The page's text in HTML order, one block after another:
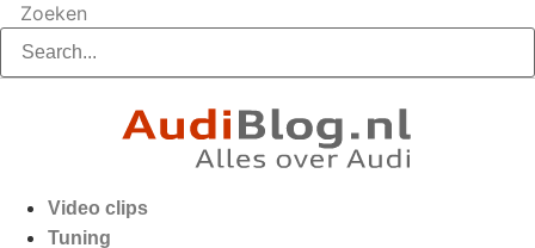
Zoeken
Video clips
Tuning